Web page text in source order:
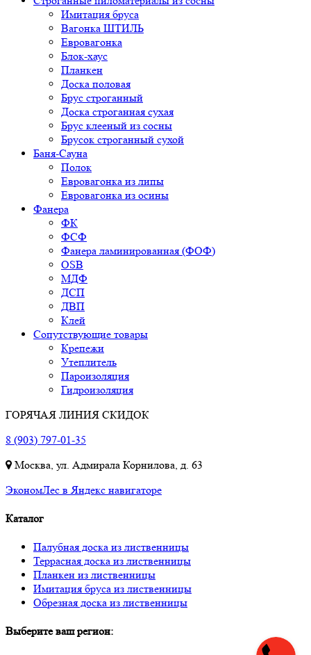
Имитация бруса
Вагонка ШТИЛЬ
Евровагонка
Блок-хаус
Планкен
Доска половая
Брус строганный
Доска строганная сухая
Брус клееный из сосны
Брусок строганный сухой
Баня-Сауна
Полок
Евровагонка из липы
Евровагонка из осины
Фанера
ФК
ФСФ
Фанера ламинированная (ФОФ)
OSB
МДФ
ДСП
ДВП
Клей
Сопутствующие товары
Крепежи
Утеплитель
Пароизоляция
Гидроизоляция
ГОРЯЧАЯ ЛИНИЯ СКИДОК
8 (903) 797-01-35
Москва, ул. Адмирала Корнилова, д. 63
ЭкономЛес в Яндекс навигаторе
Каталог
Палубная доска из лиственницы
Террасная доска из лиственницы
Планкен из лиственницы
Имитация бруса из лиственницы
Обрезная доска из лиственницы
Выберите ваш регион: